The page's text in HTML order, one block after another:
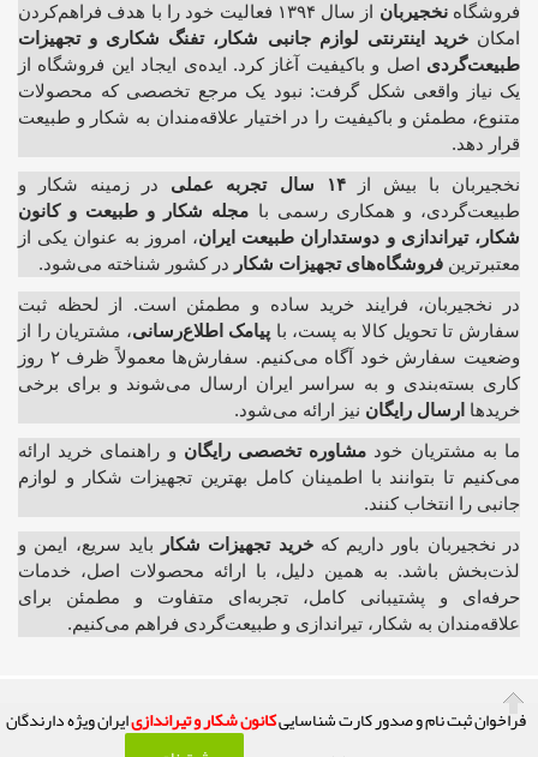
فراخوان ثبت نام و صدور کارت شناساییکانون شکار و تیراندازیایران ویژه دارندگان
فروشگاه نخجیربان
از سال ۱۳۹۴ فعالیت خود را با هدف فراهم‌کردن
امکان خرید اینترنتی لوازم جانبی شکار، تفنگ شکاری و تجهیزات
طبیعت‌گردی اصل و باکیفیت آغاز کرد. ایده‌ی ایجاد این فروشگاه از
یک نیاز واقعی شکل گرفت: نبود یک مرجع تخصصی که محصولات
متنوع، مطمئن و باکیفیت را در اختیار علاقه‌مندان به شکار و طبیعت
قرار دهد.
نخجیربان با بیش از
۱۴ سال تجربه عملی
در زمینه شکار و
طبیعت‌گردی، و همکاری رسمی با مجله شکار و طبیعت و کانون
شکار، تیراندازی و دوستداران طبیعت ایران، امروز به عنوان یکی از
معتبرترین فروشگاه‌های تجهیزات شکار در کشور شناخته می‌شود.
در نخجیربان، فرایند خرید ساده و مطمئن است. از لحظه ثبت
سفارش تا تحویل کالا به پست، با پیامک اطلاع‌رسانی، مشتریان را از
وضعیت سفارش خود آگاه می‌کنیم. سفارش‌ها معمولاً ظرف ۲ روز
کاری بسته‌بندی و به سراسر ایران ارسال می‌شوند و برای برخی
خریدها ارسال رایگان نیز ارائه می‌شود.
ما به مشتریان خود مشاوره تخصصی رایگان و راهنمای خرید ارائه
می‌کنیم تا بتوانند با اطمینان کامل بهترین تجهیزات شکار و لوازم
جانبی را انتخاب کنند.
در نخجیربان باور داریم که خرید تجهیزات شکار
باید سریع، ایمن و
لذت‌بخش باشد. به همین دلیل، با ارائه محصولات اصل، خدمات
حرفه‌ای و پشتیبانی کامل، تجربه‌ای متفاوت و مطمئن برای
علاقه‌مندان به شکار، تیراندازی و طبیعت‌گردی فراهم می‌کنیم.
کلیه حقوق این تارنما محفوظ و متعلق به صاحب امتیاز آن می باشد! (( فعالیت